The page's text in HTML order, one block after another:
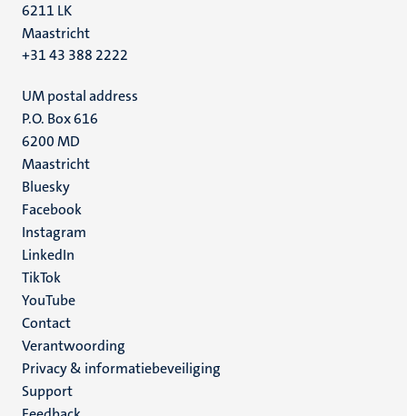
6211 LK
Maastricht
+31 43 388 2222
UM postal address
P.O. Box 616
6200 MD
Maastricht
Social
media
Bluesky
Facebook
Instagram
LinkedIn
TikTok
YouTube
Menu
footer
(NL)
Contact
Verantwoording
Privacy & informatiebeveiliging
Support